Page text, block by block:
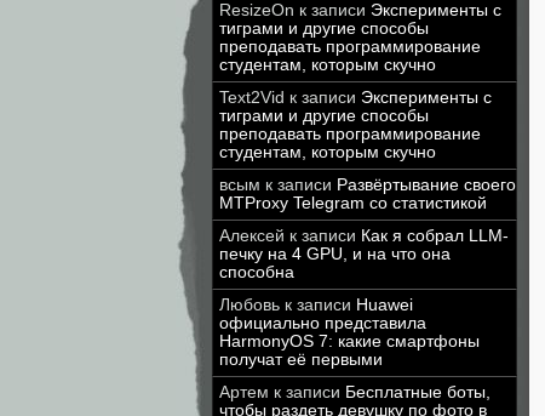
ResizeOn к записи Эксперименты с
тиграми и другие способы
преподавать программирование
студентам, которым скучно
Text2Vid к записи Эксперименты с
тиграми и другие способы
преподавать программирование
студентам, которым скучно
всым к записи Развёртывание своего
MTProxy Telegram со статистикой
Алексей к записи Как я собрал LLM-
печку на 4 GPU, и на что она
способна
Любовь к записи Huawei
официально представила
HarmonyOS 7: какие смартфоны
получат её первыми
Артем к записи Бесплатные боты,
чтобы раздеть девушку по фото в